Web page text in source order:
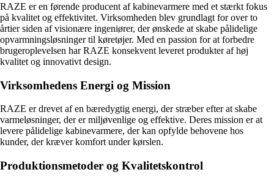
RAZE er en førende producent af kabinevarmere med et stærkt fokus
på kvalitet og effektivitet. Virksomheden blev grundlagt for over to
årtier siden af visionære ingeniører, der ønskede at skabe pålidelige
opvarmningsløsninger til køretøjer. Med en passion for at forbedre
brugeroplevelsen har RAZE konsekvent leveret produkter af høj
kvalitet og innovativt design.
Virksomhedens Energi og Mission
RAZE er drevet af en bæredygtig energi, der stræber efter at skabe
varmeløsninger, der er miljøvenlige og effektive. Deres mission er at
levere pålidelige kabinevarmere, der kan opfylde behovene hos
kunder, der kræver komfort under kørslen.
Produktionsmetoder og Kvalitetskontrol